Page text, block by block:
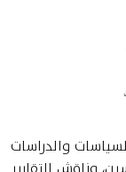
والدراسات
وناقش التقارير